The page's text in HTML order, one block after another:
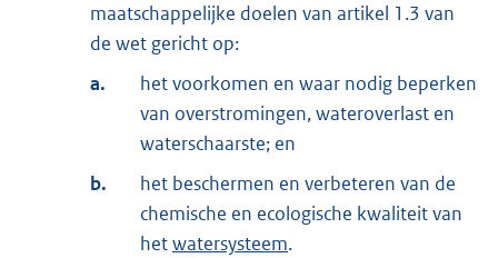
maatschappelijke doelen van artikel 1.3 van
de wet gericht op:
a.
het voorkomen en waar nodig beperken
van overstromingen, wateroverlast en
waterschaarste; en
b.
het beschermen en verbeteren van de
chemische en ecologische kwaliteit van
hetwatersysteem.